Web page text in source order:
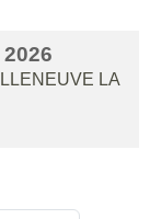
2026
LA